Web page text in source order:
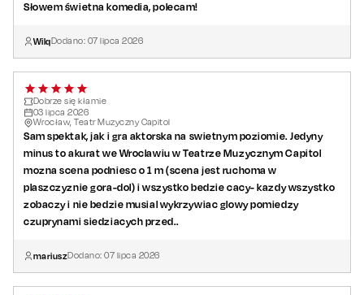
Słowem świetna komedia, polecam!
WilqDodano: 07 lipca 2026
Dobrze się kłamie
03 lipca 2026
Wrocław, Teatr Muzyczny Capitol
Sam spektak, jak i gra aktorska na swietnym poziomie. Jedyny
minus to akurat we Wroclawiu w Teatrze Muzycznym Capitol
mozna scena podniesc o 1 m (scena jest ruchoma w
plaszczyznie gora-dol) i wszystko bedzie cacy- kazdy wszystko
zobaczy i nie bedzie musial wykrzywiac glowy pomiedzy
czuprynami siedziacych przed..
mariuszDodano:07 lipca 2026